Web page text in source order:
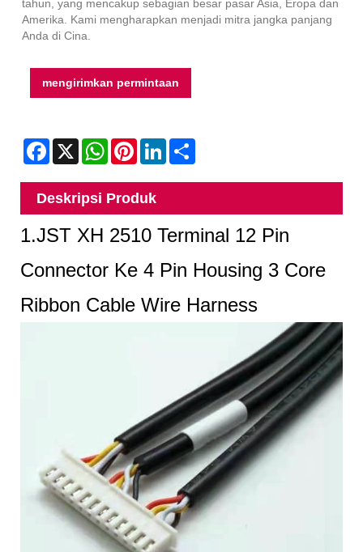
tahun, yang mencakup sebagian besar pasar Asia, Eropa dan
Amerika. Kami mengharapkan menjadi mitra jangka panjang
Anda di Cina.
mengirimkan permintaan
Facebook
X WhatsAppPinterestLinkedIn
Deskripsi Produk
1.JST XH 2510 Terminal 12 Pin
Connector Ke 4 Pin Housing 3 Core
Ribbon Cable Wire Harness